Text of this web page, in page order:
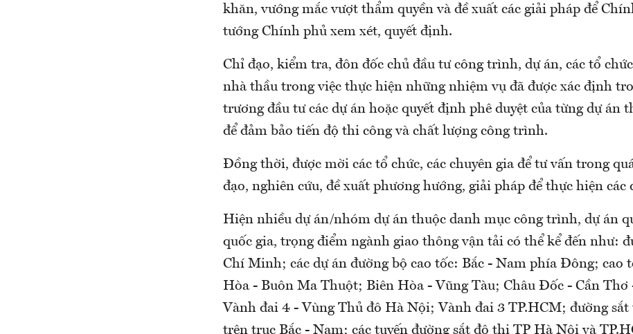
khăn, vướng mắc vượt thẩm quyền và đề xuất các giải pháp để
tướng Chính phủ xem xét, quyết định.
Chỉ đạo, kiểm tra, đôn đốc chủ đầu tư công trình, dự án, các tổ
nhà thầu trong việc thực hiện những nhiệm vụ đã được xác định
trương đầu tư các dự án hoặc quyết định phê duyệt của từng dự án
để đảm bảo tiến độ thi công và chất lượng công trình.
Đồng thời, được mời các tổ chức, các chuyên gia để tư vấn trong
đạo, nghiên cứu, đề xuất phương hướng, giải pháp để thực hiện các
Hiện nhiều dự án/nhóm dự án thuộc danh mục công trình, dự án
quốc gia, trọng điểm ngành giao thông vận tải có thể kể đến như:
Chí Minh; các dự án đường bộ cao tốc: Bắc - Nam phía Đông; cao
Hòa - Buôn Ma Thuột; Biên Hòa - Vũng Tàu; Châu Đốc - Cần Thơ
Vành đai 4 - Vùng Thủ đô Hà Nội; Vành đai 3 TP.HCM; đường sắt
trên trục Bắc - Nam; các tuyến đường sắt đô thị TP Hà Nội và